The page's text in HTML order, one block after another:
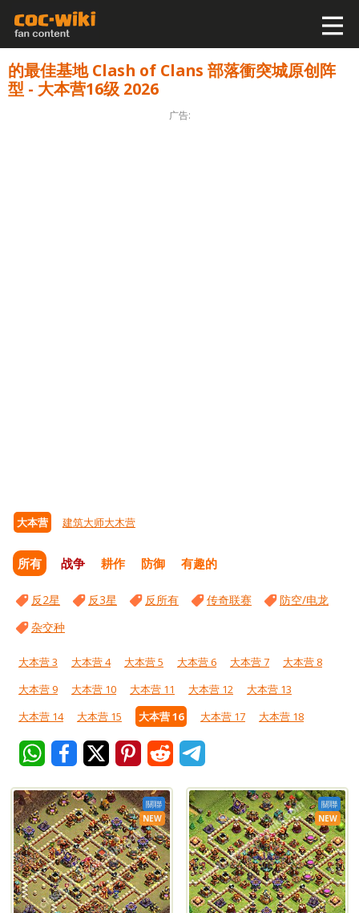
的最佳基地 Clash of Clans 部落衝突城原创阵
型 - 大本营16级 2026
广告:
大本营 建筑大师大木营
所有 战争 耕作 防御 有趣的
反2星 反3星 反所有 传奇联赛
防空/电龙
杂交种
大本营 3 大本营 4 大本营 5 大本营 6 大本营 7
大本营 8
大本营 9
大本营 10 大本营 11 大本营 12
大本营 13
大本营 14
大本营 15 大本营 16 大本营 17 大本营 18
關聯
NEW
關聯
NEW